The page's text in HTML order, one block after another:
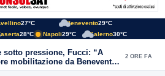
27°C Benevento29°C
28°C Napoli29°C Salerno30°C
sotto pressione, Fucci: “A
mobilitazione da Benevento
2 ORE FA